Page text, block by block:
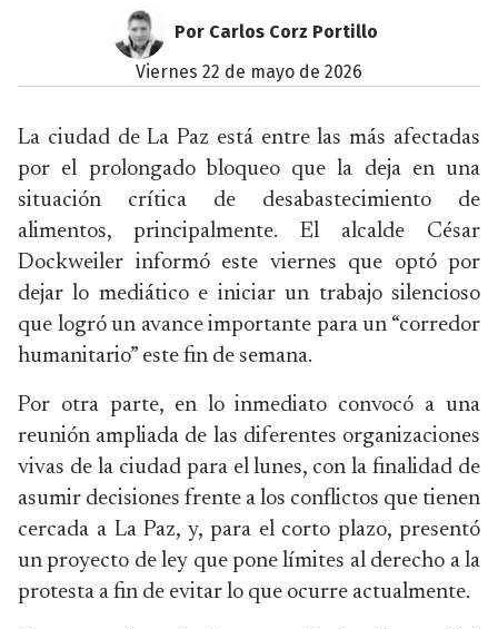
Por Carlos Corz Portillo
viernes 22 de mayo de 2026
La ciudad de La Paz está entre las más afectadas
por el prolongado bloqueo que la deja en una
situación crítica de desabastecimiento de
alimentos, principalmente. El alcalde César
Dockweiler informó este viernes que optó por
dejar lo mediático e iniciar un trabajo silencioso
que logró un avance importante para un “corredor
humanitario” este fin de semana.
Por otra parte, en lo inmediato convocó a una
reunión ampliada de las diferentes organizaciones
vivas de la ciudad para el lunes, con la finalidad de
asumir decisiones frente a los conflictos que tienen
cercada a La Paz, y, para el corto plazo, presentó
un proyecto de ley que pone límites al derecho a la
protesta a fin de evitar lo que ocurre actualmente.